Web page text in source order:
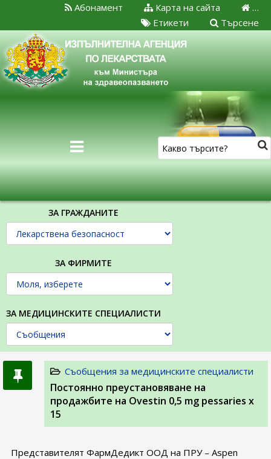
…
Карта на сайта
Абонамент
Търсене
Етикети
ЗА ГРАЖДАНИТЕ
ЗА ФИРМИТЕ
ЗА МЕДИЦИНСКИТЕ СПЕЦИАЛИСТИ
Съобщения за медицинските специалисти
Постоянно преустановяване на
продажбите на Ovestin 0,5 mg pessaries х
15
Представителят ФармДедикт ООД на ПРУ – Aspen